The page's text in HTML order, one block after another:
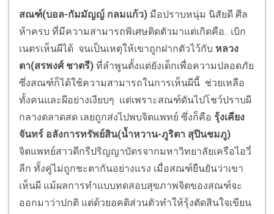
สณฑ์(บอล-กัมมัญญ์ กลมแก้ว) มือปราบหนุ่ม นิสัยดี ศีล
ห้าครบ ที่มีความสามารถพิเศษติดตัวมาแต่เกิดคือ.. เบิก
เนตรเห็นผีได้ จนเป็นเหตุให้เขาถูกฝากตัวไว้กับ หลวง
ตา(สรพงศ์ ชาตรี) ที่ลำพูนตั้งแต่ยังเด็กเพื่อความปลอดภัย
ซึ่งสณฑ์ก็ได้ใช้ความสามารถในการเห็นผีนี้ ช่วยเหลือ
ทั้งคนและผีอย่างเงียบๆ แต่เพราะสณฑ์ดันไปโชว์ปราบผี
กลางตลาดสด เลยถูกส่งไปพบจิตแพทย์ ซึ่งก็คือ รุ้งเคียง
จันทร์ อลังการทรัพย์สิน(น้ำหวาน-ภูริตา สุปินชมภู)
จิตแพทย์สาวดีกรีปริญญาบัตรจากมหาวิทยาลัยเครือไอวี่
ลีก ทั้งคู่ไม่ถูกชะตากันอย่างแรง เมื่อสณฑ์ยืนยันว่าเขา
เห็นผี แม้ผลการทำแบบทดสอบสุขภาพจิตของสณฑ์จะ
ออกมาว่าปกติ แต่ด้วยอคติส่วนตัวทำให้รุ้งตัดสินใจเขียน